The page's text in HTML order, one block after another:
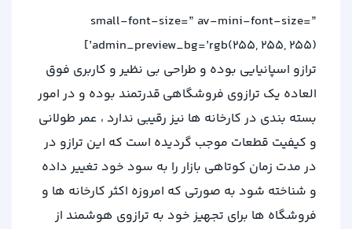
small-font-size=” av-mini-font-size=”
admin_preview_bg=’rgb(255, 255, 255)’]
ترازو اسپانیایی بوده و طراحی بی نظیر و کاربری فوق
العاده یک ترازوی فروشگاهی قدرتمند بوده و در امور
بسته بندی در کارخانه ها نیز رقیبی ندارد ، عمر طولانی
و کیفیت قطعات موجب گردیده است که این ترازو در
در مدت زمان کوتاهی بازار را به سود خود تغییر داده
و شناخته شود به صورتی که امروزه اکثر کارخانه ها و
فروشگاه ها برای تجهیز خود به ترازوی هوشمند از